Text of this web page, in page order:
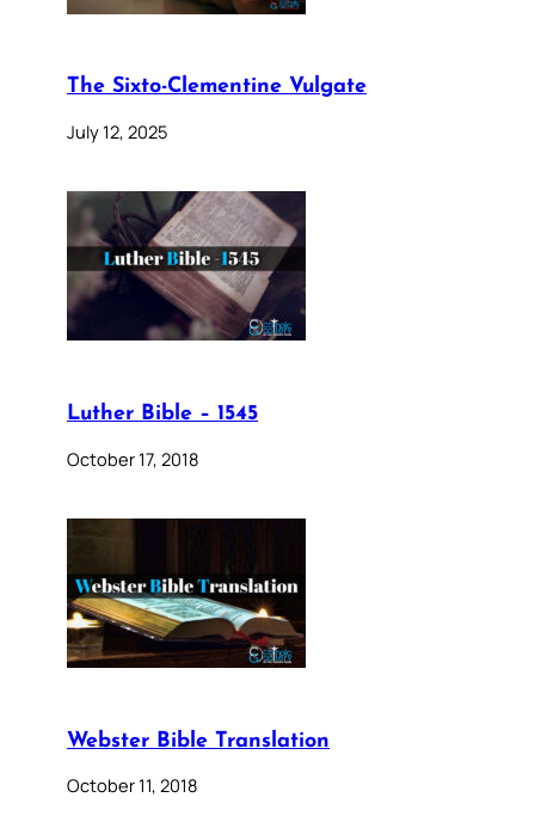
The Sixto-Clementine Vulgate
July 12, 2025
Luther Bible – 1545
October 17, 2018
Webster Bible Translation
October 11, 2018